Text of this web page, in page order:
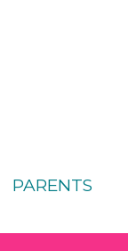
PARENTS